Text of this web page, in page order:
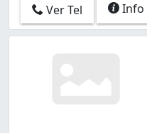
Ver Tel Info